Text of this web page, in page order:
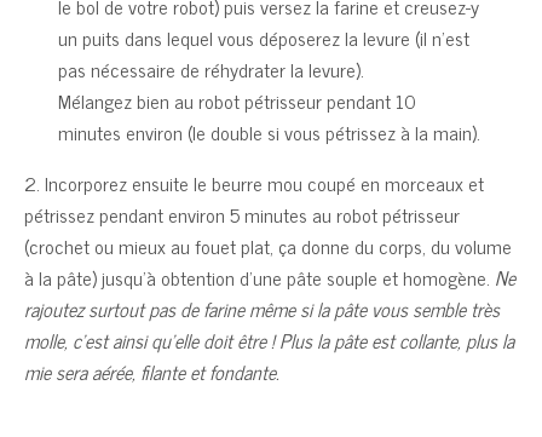
un puits dans lequel vous déposerez la levure (il n’est
pas nécessaire de réhydrater la levure).
Mélangez bien au robot pétrisseur pendant 10
minutes environ (le double si vous pétrissez à la main).
2. Incorporez ensuite le beurre mou coupé en morceaux et
pétrissez pendant environ 5 minutes au robot pétrisseur
(crochet ou mieux au fouet plat, ça donne du corps, du volume
à la pâte) jusqu’à obtention d’une pâte souple et homogène. Ne
rajoutez surtout pas de farine même si la pâte vous semble très
molle, c’est ainsi qu’elle doit être ! Plus la pâte est collante, plus la
mie sera aérée, filante et fondante.